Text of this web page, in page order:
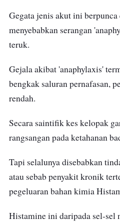
Gegata jenis akut ini
menyebabkan serangan
teruk.
Gejala akibat 'anaphylaxis'
bengkak saluran pernafasan,
rendah.
Secara saintifik kes kelopak
rangsangan pada ketahanan
Tapi selalunya disebabkan
atau sebab penyakit kronik
pegeluaran bahan kimia
Histamine ini daripada sel-sel